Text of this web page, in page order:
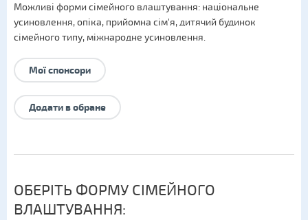
Можливі форми сімейного влаштування: національне
усиновлення,опіка, прийомна сім'я,дитячий будинок
сімейного типу, міжнародне усиновлення.
Мої спонсори
Додати в обране
ОБЕРІТЬ ФОРМУ СІМЕЙНОГО
ВЛАШТУВАННЯ: